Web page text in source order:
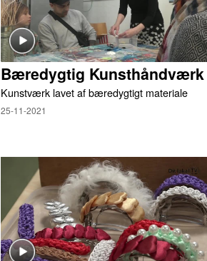
Bæredygtig Kunsthåndværk
Kunstværk lavet af bæredygtigt materiale
25-11-2021